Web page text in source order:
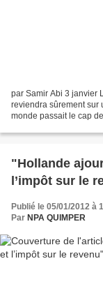
par Samir Abi 3 janvier
reviendra sûrement sur
monde passait le cap
"Hollande
l’impôt sur le
Publié le 05/01/2012 à
Par NPA QUIMPER